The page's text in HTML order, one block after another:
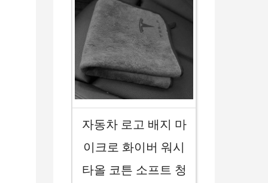
자동차 로고 배지 마
이크로 화이버 워시
타올 코튼 소프트 청